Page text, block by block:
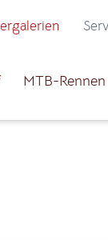
MTB-Rennen